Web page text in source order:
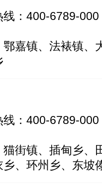
：400-6789-000
嘉镇、法裱镇、
：400-6789-000
街镇、插甸乡、
、环州乡、东坡